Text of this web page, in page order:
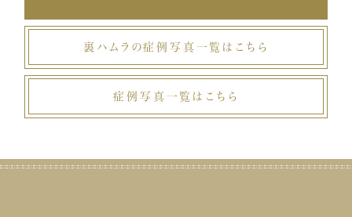
裏ハムラの症例写真一覧はこちら
症例写真一覧はこちら